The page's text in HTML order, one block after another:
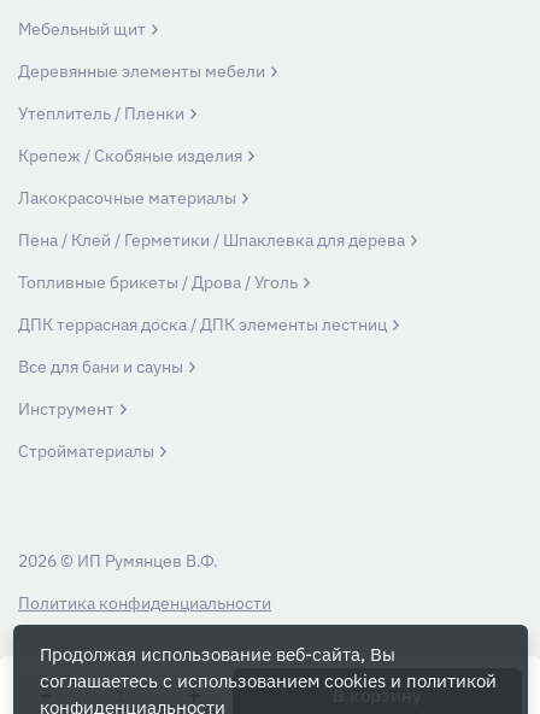
В корзину
Мебельный щит
Деревянные элементы мебели
Утеплитель / Пленки
Крепеж / Скобяные изделия
Лакокрасочные материалы
Пена / Клей / Герметики / Шпаклевка для дерева
Топливные брикеты / Дрова / Уголь
ДПК террасная доска / ДПК элементы лестниц
Все для бани и сауны
Инструмент
Стройматериалы
Вся информация на данном сайте носит ознакомительный характер и ни
при каких условиях не является публичной офертой, определяемой
Политика конфиденциальности
2026 © ИП Румянцев В.Ф.
Продолжая использование веб-сайта, Вы
соглашаетесь с использованием cookies и политикой
конфиденциальности